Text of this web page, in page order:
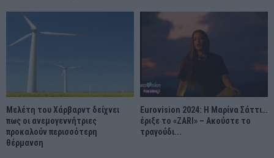
Μελέτη του Χάρβαρντ δείχνει
πως οι ανεμογεννήτριες
προκαλούν περισσότερη
θέρμανση
Eurovision 2024: Η Μαρίνα Σάττι…
έριξε το «ZARI» – Ακούστε το
τραγούδι...